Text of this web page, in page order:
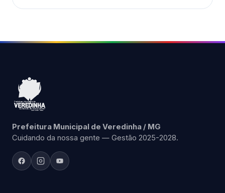
Prefeitura Municipal de Veredinha / MG
Cuidando da nossa gente — Gestão 2025-2028.